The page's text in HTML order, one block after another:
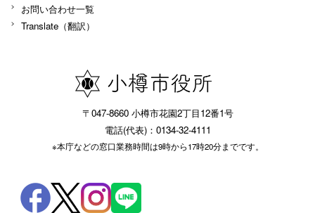
お問い合わせ一覧
Translate（翻訳）
〒047-8660 小樽市花園2丁目12番1号
電話(代表)：0134-32-4111
※本庁などの窓口業務時間は9時から17時20分までです。